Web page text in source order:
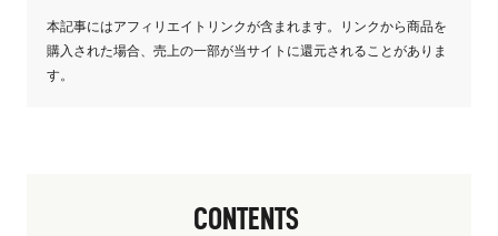
本記事にはアフィリエイトリンクが含まれます。リンクから商品を
購入された場合、売上の一部が当サイトに還元されることがありま
す。
CONTENTS